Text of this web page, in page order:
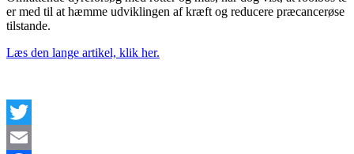
er med til at hæmme udviklingen af ​​kræft og reducere præcancerøse
tilstande.
Læs den lange artikel, klik her.
Twitter